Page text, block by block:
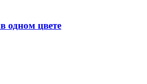
одном цвете